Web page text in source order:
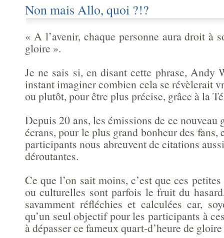
Non mais Allo, quoi ?!?
« A l’avenir, chaque personne aura droit à
gloire ».
Je ne sais si, en disant cette phrase, Andy
instant imaginer combien cela se révèlerait
ou plutôt, pour être plus précise, grâce à la
Depuis 20 ans, les émissions de ce nouveau
écrans, pour le plus grand bonheur des fans,
participants nous abreuvent de citations
déroutantes.
Ce que l’on sait moins, c’est que ces
ou culturelles sont parfois le fruit du
savamment réfléchies et calculées car,
qu’un seul objectif pour les participants à
à dépasser ce fameux quart-d’heure de